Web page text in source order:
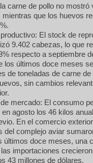
carne de pollo no mostró
que los huevos
El stock de
9.402 cabezas, lo que
respecto a septiembre
los últimos doce meses
de toneladas de carne
sin cambios
mercado: El consumo
agosto los 46 kilos
En el comercio
del complejo aviar
últimos doce meses, una
importaciones
43 millones de dólares.